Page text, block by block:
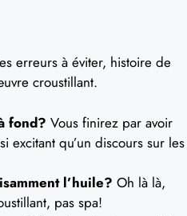
erreurs à éviter, histoire de
croustillant.
fond? Vous finirez par avoir
excitant qu’un discours sur les
l’huile? Oh là là,
pas spa!